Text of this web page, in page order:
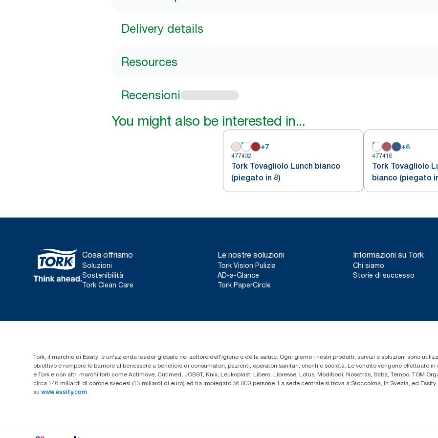
Delivery details
Resources
Recensioni
You might also be interested in...
+7
477402
Tork Tovagliolo Lunch bianco
(piegato in 8)
+6
477416
Tork Tovagliolo
bianco (piegato
Cosa offriamo
Soluzioni
Sostenibilità
Tork Clean Care
Le nostre soluzioni
Tork Vision Pulizia
AD-a-Glance
Tork PaperCircle
Informazioni su Tork
Chi siamo
Storie di successo
Tork, il marchio di Essity, è un'azienda leader globale nel settore dell'igiene e della salute. Ogni giorno i nostri prodotti, servizi e soluzioni sono
obiettivo è rompere le barriere al benessere a beneficio di consumatori, pazienti, operatori sanitari, clienti e società. Le vendite vengono effettuate
e Tork e con altri marchi forti come Actimove, Cutimed, JOBST, Knix, Leukoplast, Libero, Libresse, Lotus, Modibodi, Nosotras, Saba, Tempo, TOM
circa 146 miliardi di corone svedesi (13 miliardi di euro) ed ha impiegato 36.000 persone. La sede centrale si trova a Stoccolma, in Svezia, ed
su www.essity.com